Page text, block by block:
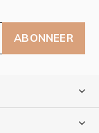
ABONNEER